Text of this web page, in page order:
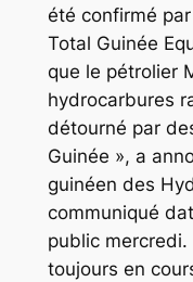
été confirmé
Total Guinée
que le pétrolier
hydrocarbures
détourné par
Guinée », a
guinéen des
communiqué
public
toujours en